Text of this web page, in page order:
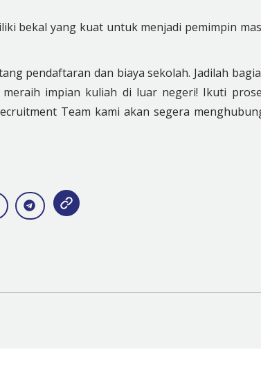
bekal yang kuat untuk menjadi pemimpin
pendaftaran dan biaya sekolah. Jadilah
impian kuliah di luar negeri! Ikuti
Team kami akan segera